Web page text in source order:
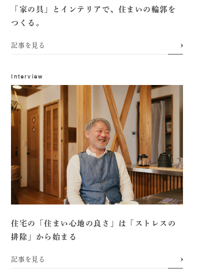
スタッフブログ
採用情報
サイトマップ
お問い合わせ
「家の具」とインテリアで、住まいの輪郭を
つくる。
記事を見る
Interview
住宅の「住まい心地の良さ」は「ストレスの
排除」から始まる
記事を見る